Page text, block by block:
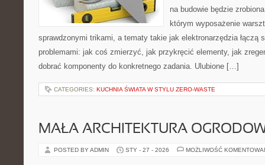
na budowie będzie
którym wyposażenie
sprawdzonymi trikami, a tematy takie jak elektronarzędzia łączą
problemami: jak coś zmierzyć, jak przykręcić elementy, jak
dobrać komponenty do konkretnego zadania. Ulubione […]
CATEGORIES: KUCHNIA ŚWIATA W STYLU ZERO-WASTE
MAŁA ARCHITEKTURA
POSTED BY ADMIN STY - 27 - 2026 MOŻLIWOŚĆ